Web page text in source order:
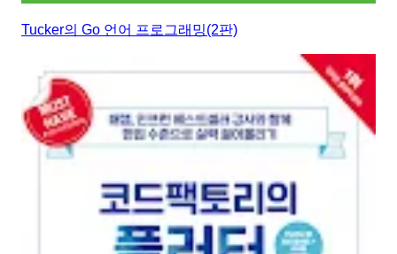
Tucker의 Go 언어 프로그래밍(2판)